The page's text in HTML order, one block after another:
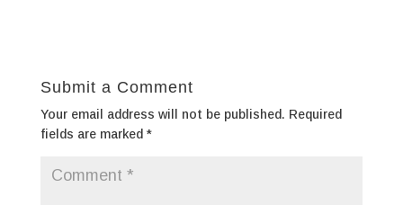
Submit a Comment
Your email address will not be published. Required
fields are marked *